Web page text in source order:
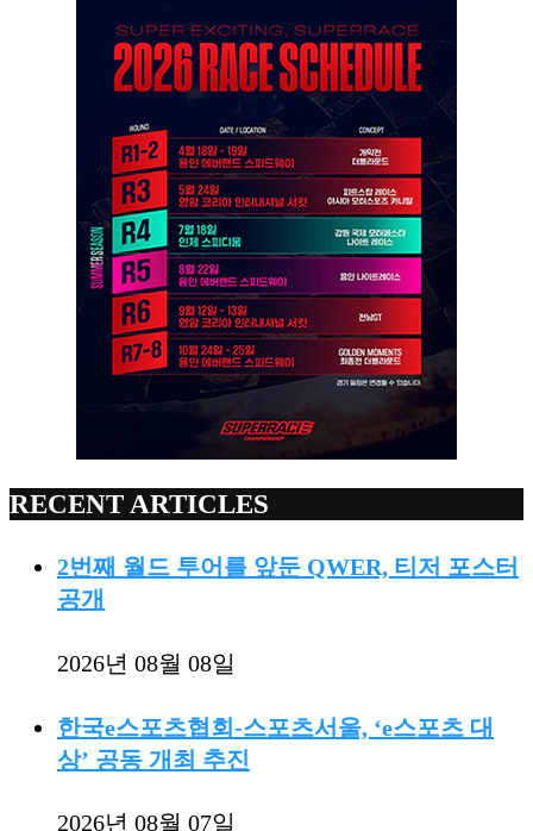
RECENT ARTICLES
2번째 월드 투어를 앞둔 QWER, 티저 포스터
공개
2026년 08월 08일
한국e스포츠협회-스포츠서울, ‘e스포츠 대
상’ 공동 개최 추진
2026년 08월 07일